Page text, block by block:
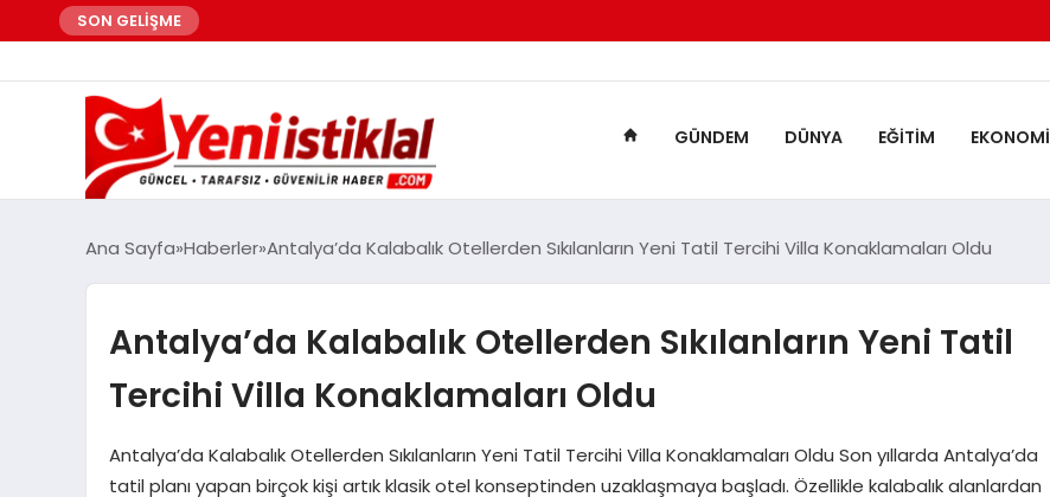
SON GELİŞME
GÜNDEM DÜNYA EĞITIM EKONOMI
Ana Sayfa Haberler Antalya’da Kalabalık Otellerden Sıkılanların Yeni Tatil Tercihi Villa Konaklamaları Oldu
Antalya’da Kalabalık Otellerden Sıkılanların Yeni Tatil
Tercihi Villa Konaklamaları Oldu
Antalya’da Kalabalık Otellerden Sıkılanların Yeni Tatil Tercihi Villa Konaklamaları Oldu Son yıllarda Antalya’da
tatil planı yapan birçok kişi artık klasik otel konseptinden uzaklaşmaya başladı. Özellikle kalabalık alanlardan